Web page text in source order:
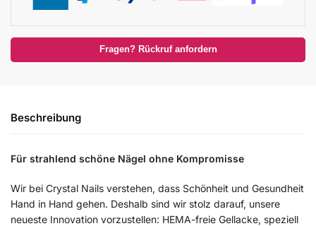
Fragen? Rückruf anfordern
Beschreibung
Für strahlend schöne Nägel ohne Kompromisse
Wir bei Crystal Nails verstehen, dass Schönheit und Gesundheit
Hand in Hand gehen. Deshalb sind wir stolz darauf, unsere
neueste Innovation vorzustellen: HEMA-freie Gellacke, speziell